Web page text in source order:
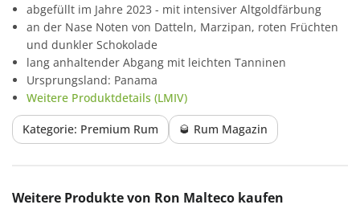
abgefüllt im Jahre 2023 - mit intensiver Altgoldfärbung
an der Nase Noten von Datteln, Marzipan, roten Früchten
und dunkler Schokolade
lang anhaltender Abgang mit leichten Tanninen
Ursprungsland: Panama
Weitere Produktdetails (LMIV)
Kategorie: Premium Rum 🥃 Rum Magazin
Produktgalerie überspringen
Weitere Produkte von Ron Malteco kaufen